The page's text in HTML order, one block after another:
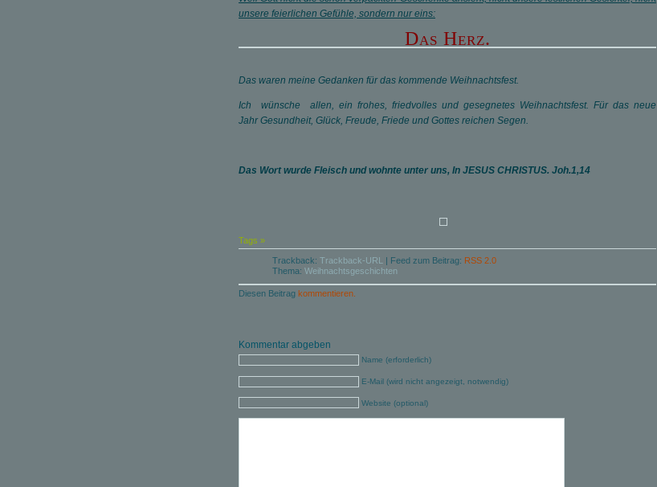
unsere feierlichen Gefühle, sondern nur eins:
Das Herz.
Das waren meine Gedanken für das kommende Weihnachtsfest.
Ich wünsche allen, ein frohes, friedvolles und gesegnetes Weihnachtsfest. Für das neue
Jahr Gesundheit, Glück, Freude, Friede und Gottes reichen Segen.
Das Wort wurde Fleisch und wohnte unter uns, In JESUS CHRISTUS. Joh.1,14
Tags »
Trackback: Trackback-URL | Feed zum Beitrag: RSS 2.0
Thema: Weihnachtsgeschichten
Diesen Beitrag kommentieren.
Kommentar abgeben
Name (erforderlich)
E-Mail (wird nicht angezeigt, notwendig)
Website (optional)